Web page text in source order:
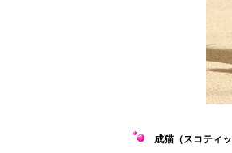
成猫（スコティ